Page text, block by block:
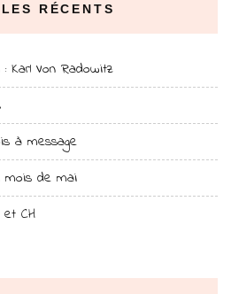
RÉCENTS
Karl Von Radowitz
à message
mois de mai
CH